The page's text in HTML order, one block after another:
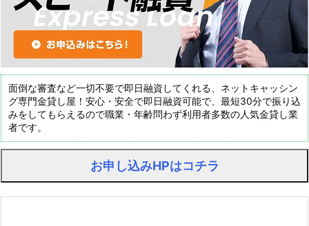
面倒な審査など一切不要で即日融資してくれる、ネットキャッシン
グ専門金貸し屋！安心・安全で即日融資可能で、最短30分で振り込
みをしてもらえるので職業・年齢問わず利用者多数の人気金貸し業
者です。
お申し込みHPはコチラ